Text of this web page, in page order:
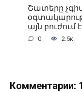
Շատերը
այն բուժում
0 2.5к.
Комментарии: 1